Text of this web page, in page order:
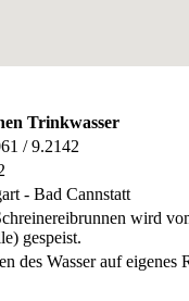
Trinkwasser
/ 9.2142
- Bad Cannstatt
wird
gespeist.
des Wasser auf eigenes